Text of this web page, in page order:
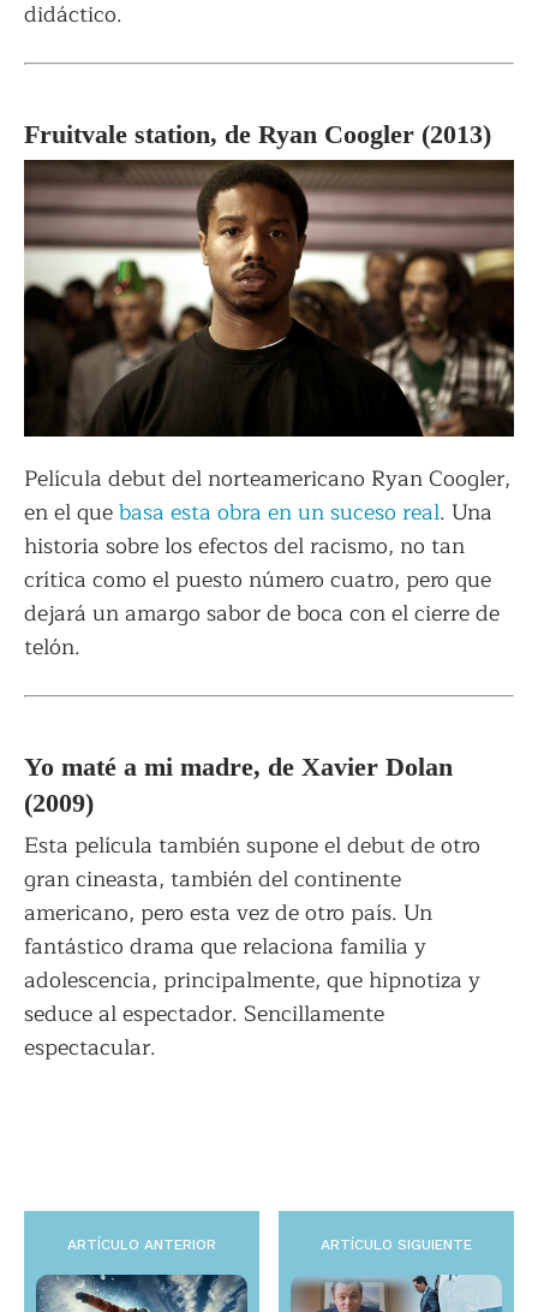
didáctico.
Fruitvale station, de Ryan Coogler (2013)
Película debut del norteamericano Ryan Coogler,
en el quebasa esta obra en un suceso real. Una
historia sobre los efectos del racismo, no tan
crítica como el puesto número cuatro, pero que
dejará un amargo sabor de boca con el cierre de
telón.
Yo maté a mi madre, de Xavier Dolan
(2009)
Esta película también supone el debut de otro
gran cineasta, también del continente
americano, pero esta vez de otro país. Un
fantástico drama que relaciona familia y
adolescencia, principalmente, que hipnotiza y
seduce al espectador. Sencillamente
espectacular.
ARTÍCULO ANTERIOR ARTÍCULO SIGUIENTE